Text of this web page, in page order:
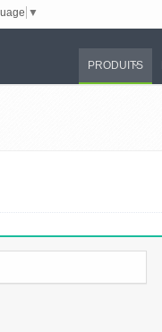
▼
PRODUITS